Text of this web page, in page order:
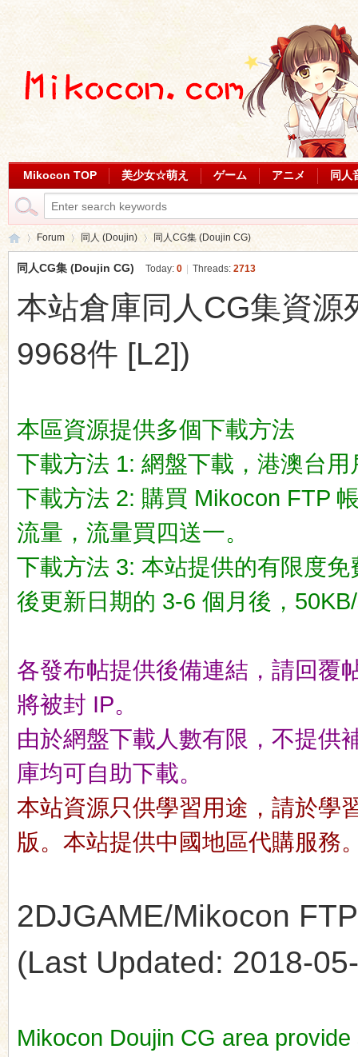
Mikocon TOP 美少女☆萌え ゲーム アニメ 同人
»
Forum
›
同人 (Doujin) 同人CG集 (Doujin CG)
同人CG集 (Doujin CG) Today: 0 Threads: 2713
本站倉庫同人CG集資
9968件 [L2])
本區資源提供多個下載方法
下載方法 1: 網盤下載，港澳台
下載方法 2: 購買 Mikocon FTP
流量，流量買四送一。
下載方法 3: 本站提供的有限度
後更新日期的 3-6 個月後，
各發布帖提供後備連結，請回覆
將被封 IP。
由於網盤下載人數有限，不提供
庫均可自助下載。
本站資源只供學習用途，請於學
版。本站提供中國地區代購服務
2DJGAME/Mikocon
(Last Updated: 2018-
Mikocon Doujin CG area